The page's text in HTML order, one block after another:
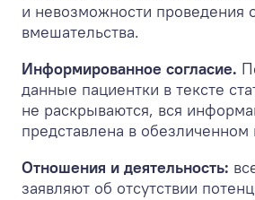
и невозможности проведения
вмешательства.
Информированное согласие.
данные пациентки в тексте
не раскрываются, вся
представлена в обезличенном
Отношения и деятельность:
заявляют об отсутствии